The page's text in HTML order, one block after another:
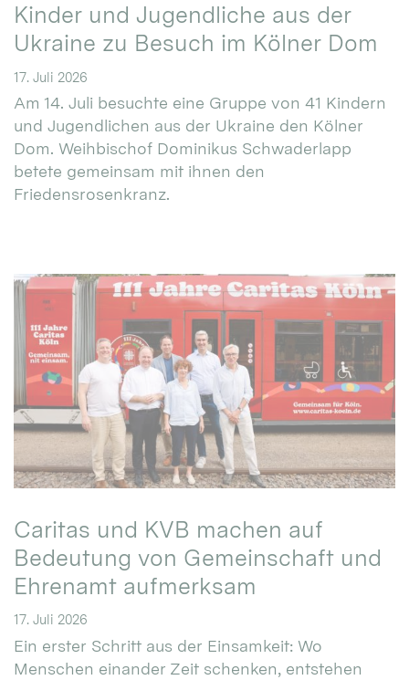
Kinder und Jugendliche aus der
Ukraine zu Besuch im Kölner Dom
17. Juli 2026
Am 14. Juli besuchte eine Gruppe von 41 Kindern
und Jugendlichen aus der Ukraine den Kölner
Dom. Weihbischof Dominikus Schwaderlapp
betete gemeinsam mit ihnen den
Friedensrosenkranz.
Caritas und KVB machen auf
Bedeutung von Gemeinschaft und
Ehrenamt aufmerksam
17. Juli 2026
Ein erster Schritt aus der Einsamkeit: Wo
Menschen einander Zeit schenken, entstehen